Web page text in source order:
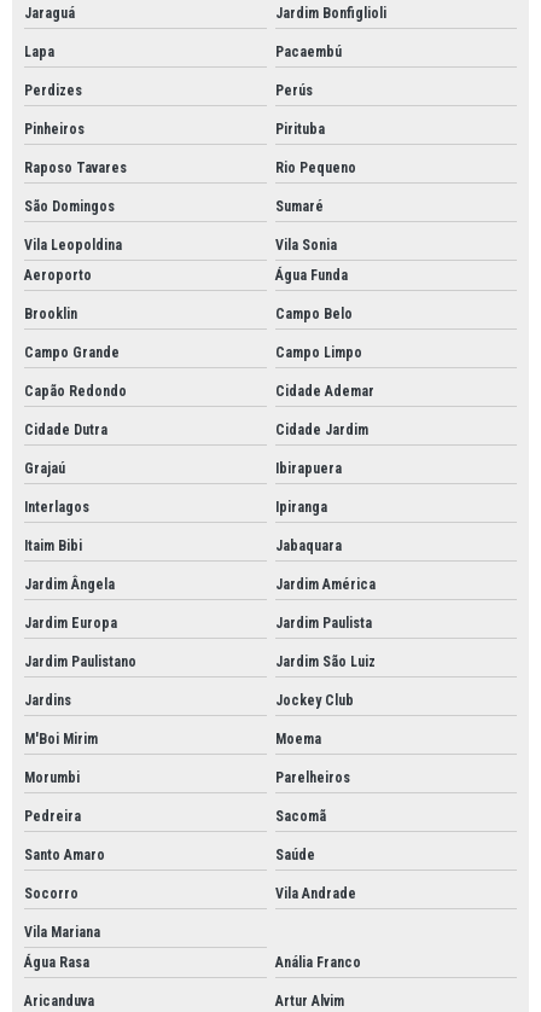
Transporte de químicos
Transporte em minas
Transporte em minas gerais
Transporte químico classificado
Transporte rodoviário fracionado
Jaraguá Jardim Bonfiglioli
Lapa Pacaembú
Perdizes Perús
Pinheiros Pirituba
Raposo Tavares Rio Pequeno
São Domingos Sumaré
Vila Leopoldina
Vila Sonia
Aeroporto
Água Funda
Brooklin Campo Belo
Campo Grande Campo Limpo
Capão Redondo Cidade Ademar
Cidade Dutra Cidade Jardim
Grajaú Ibirapuera
Interlagos Ipiranga
Itaim Bibi Jabaquara
Jardim Ângela Jardim América
Jardim Europa Jardim Paulista
Jardim Paulistano Jardim São Luiz
Jardins Jockey Club
M'Boi Mirim Moema
Morumbi Parelheiros
Pedreira Sacomã
Santo Amaro Saúde
Socorro Vila Andrade
Vila Mariana
Água Rasa
Anália Franco
Aricanduva Artur Alvim